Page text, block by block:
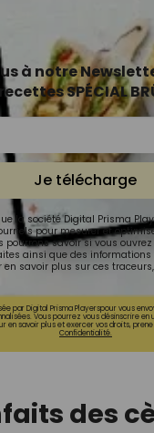
à notre
SPÉCIAL
Je télécharge
la société Digital Prisma
pour mesurer et
pourrons savoir si vous
ainsi que des
en savoir plus sur ces
par Digital Prisma Playerspour vous
Vous pourrez vous désinscrire en
en savoir plus et exercer vos droits,
Confidentialité.
des